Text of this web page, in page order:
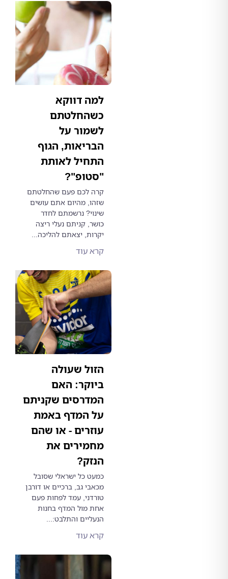
למה דווקא
כשהחלטתם
לשמור על
הבריאות, הגוף
התחיל לאותת
"סטופ"?
קרה לכם פעם שהחלטתם
שזהו, מהיום אתם עושים
שינוי? נרשמתם לחדר
כושר, קניתם נעלי ריצה
יקרות, יצאתם להליכה...
הזול שעולה
ביוקר: האם
המדרסים שקניתם
על המדף באמת
עוזרים - או שהם
מחמירים את
כמעט כל ישראלי שסובל
מכאבי גב, ברכיים או דורבן
טורדני, עמד לפחות פעם
אחת מול המדף בחנות
הנעליים והתלבט:...